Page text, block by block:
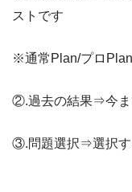
ストです
※通常Plan/プロ
②.過去の結果⇒今ま
③.問題選択⇒選択す